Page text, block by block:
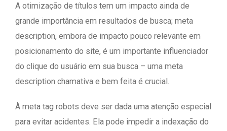
A otimização de títulos tem um impacto ainda de
grande importância em resultados de busca; meta
description, embora de impacto pouco relevante em
posicionamento do site, é um importante influenciador
do clique do usuário em sua busca – uma meta
description chamativa e bem feita é crucial.
À meta tag robots deve ser dada uma atenção especial
para evitar acidentes. Ela pode impedir a indexação do